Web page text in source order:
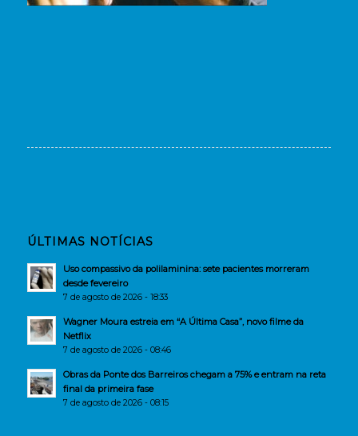
ÚLTIMAS NOTÍCIAS
Uso compassivo da polilaminina: sete pacientes morreram
desde fevereiro
7 de agosto de 2026 - 18:33
Wagner Moura estreia em “A Última Casa”, novo filme da
Netflix
7 de agosto de 2026 - 08:46
Obras da Ponte dos Barreiros chegam a 75% e entram na reta
final da primeira fase
7 de agosto de 2026 - 08:15